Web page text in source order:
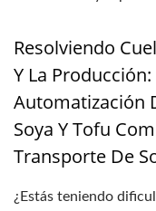
Resolviendo
Y La
Automatización
Soya Y Tofu
Transporte De
¿Estás teniendo